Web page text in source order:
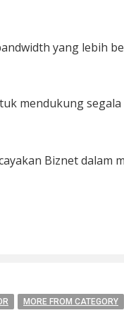
yang lebih
mendukung
Biznet dalam
MORE FROM CATEGORY